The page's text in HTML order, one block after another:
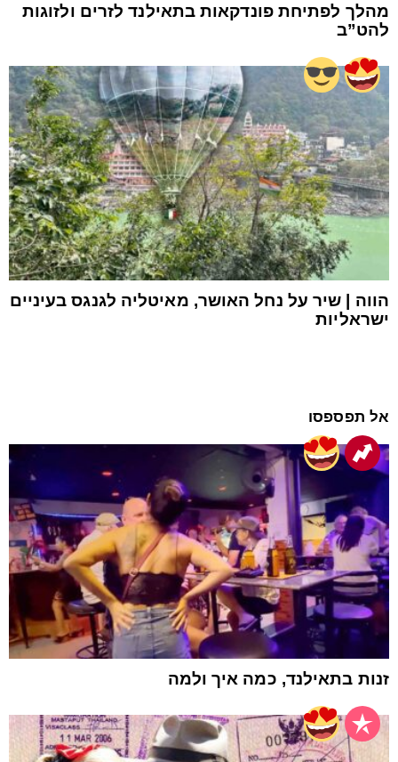
מהלך לפתיחת פונדקאות בתאילנד לזרים ולזוגות
להט”ב
הווה | שיר על נחל האושר, מאיטליה לגנגס בעיניים
ישראליות
אל תפספסו
זנות בתאילנד, כמה איך ולמה